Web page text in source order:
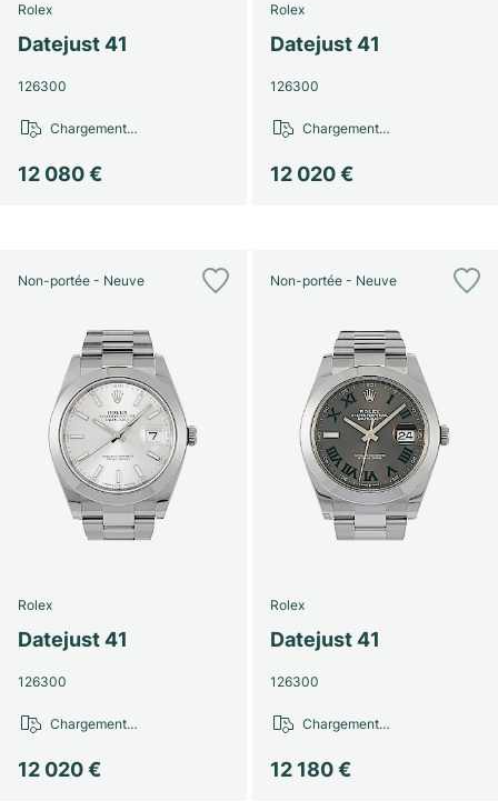
Rolex
Datejust 41
126300
12 080 €
Chargement…
Rolex
Datejust 41
126300
12 020 €
Chargement…
Non-portée - Neuve
Rolex
Datejust 41
126300
12 020 €
Chargement…
Non-portée - Neuve
Rolex
Datejust 41
126300
12 180 €
Chargement…